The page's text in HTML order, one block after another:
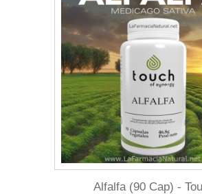
Alfalfa (90 Cap) -